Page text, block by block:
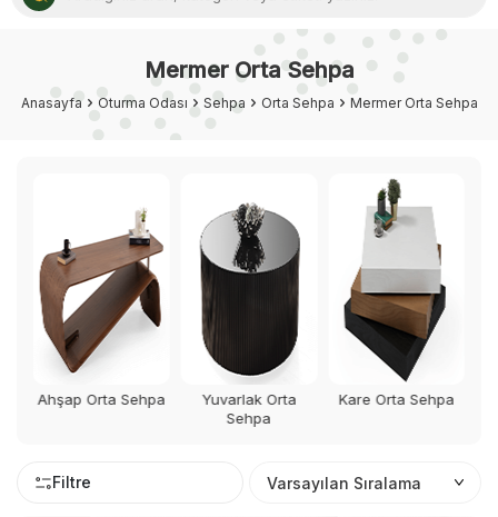
Mermer Orta Sehpa
Anasayfa Oturma Odası Sehpa Orta Sehpa Mermer Orta Sehpa
Yuvarlak Orta
Kare Orta Sehpa
Dikdörtgen Orta
Filtre